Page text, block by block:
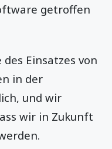
getroffen
Einsatzes von
in der
und wir
wir in Zukunft